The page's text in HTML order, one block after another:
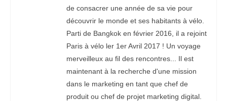
de consacrer une année de sa vie pour
découvrir le monde et ses habitants à vélo.
Parti de Bangkok en février 2016, il a rejoint
Paris à vélo ler 1er Avril 2017 ! Un voyage
merveilleux au fil des rencontres... Il est
maintenant à la recherche d'une mission
dans le marketing en tant que chef de
produit ou chef de projet marketing digital.